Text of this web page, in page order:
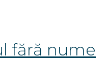
fără nume